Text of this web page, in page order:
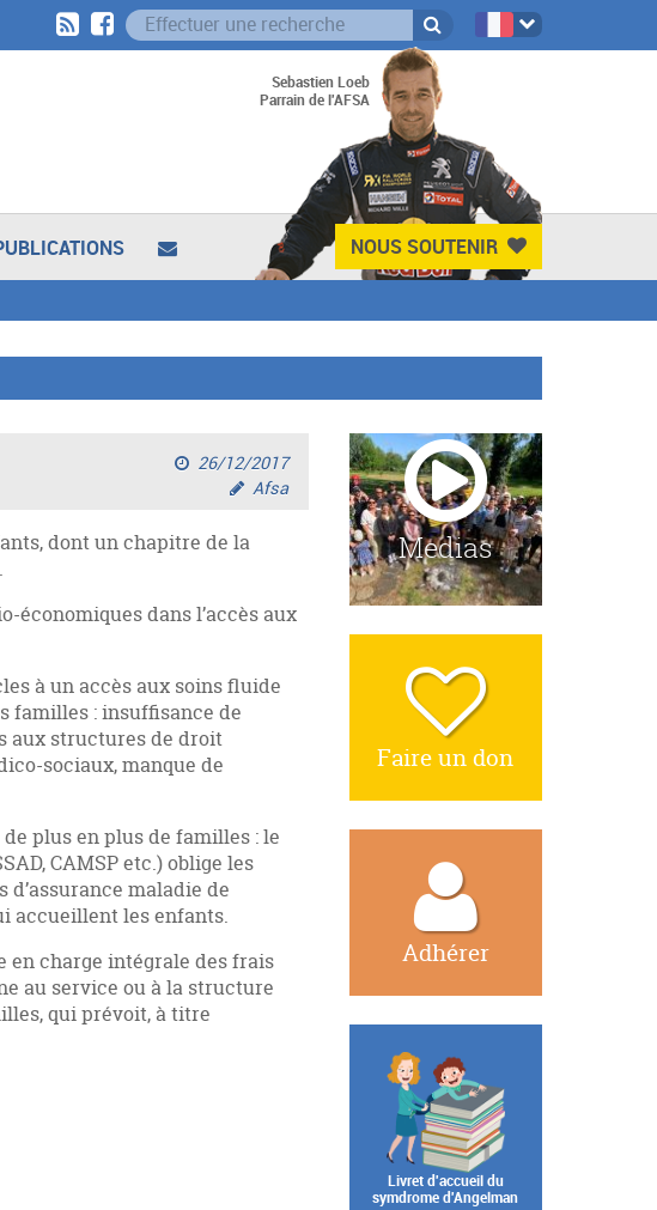
NOUS SOUTENIR
Sebastien Loeb
Parrain de l'AFSA
Medias
Faire un don
Adhérer
Livret d'accueil du
symdrome d'Angelman
26/12/2017
Afsa
dont un chapitre de la
économiques dans l’accès aux
à un accès aux soins fluide
familles : insuffisance de
aux structures de droit
sociaux, manque de
plus en plus de familles : le
CAMSP etc.) oblige les
maladie de
accueillent les enfants.
en charge intégrale des frais
au service ou à la structure
qui prévoit, à titre